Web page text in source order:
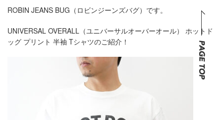
ROBIN JEANS BUG（ロビンジーンズバグ）です。
UNIVERSAL OVERALL（ユニバーサルオーバーオール） ホットド
ッグ プリント 半袖 Tシャツのご紹介！